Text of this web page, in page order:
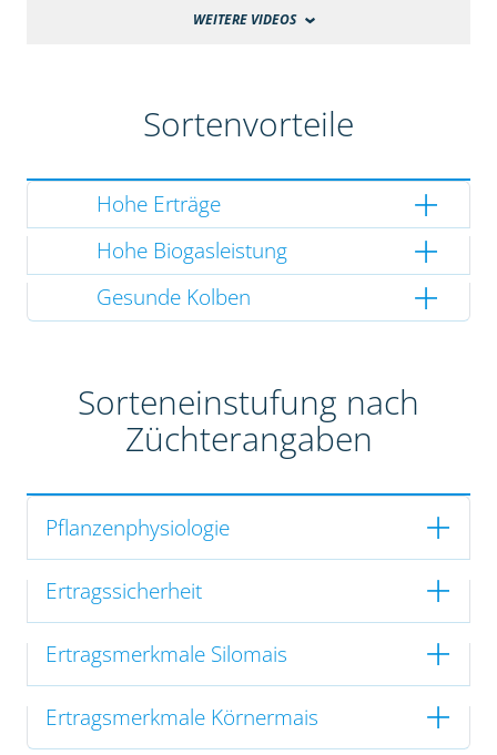
WEITERE VIDEOS
Sortenvorteile
Hohe Erträge
Hohe Biogasleistung
Gesunde Kolben
Sorteneinstufung nach
Züchterangaben
Pflanzenphysiologie
Ertragssicherheit
Ertragsmerkmale Silomais
Ertragsmerkmale Körnermais